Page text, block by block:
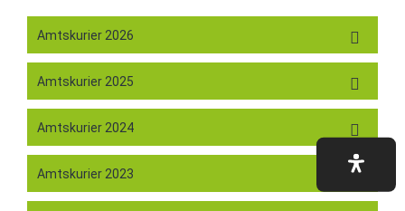
Amtskurier 2026
Amtskurier 2025
Amtskurier 2024
Amtskurier 2023